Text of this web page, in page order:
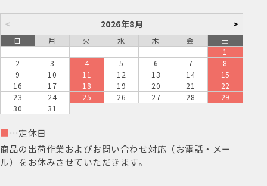
< 2026年8月 >
日 月 火 水 木 金
土
1
2
3 4 5 6 7
8
9
10 11 12 13 14
15
16
17 18 19 20 21
22
23
24 25 26 27 28
29
30
31
■ …定休日
商品の出荷作業およびお問い合わせ対応（お電話・メー
ル）をお休みさせていただきます。